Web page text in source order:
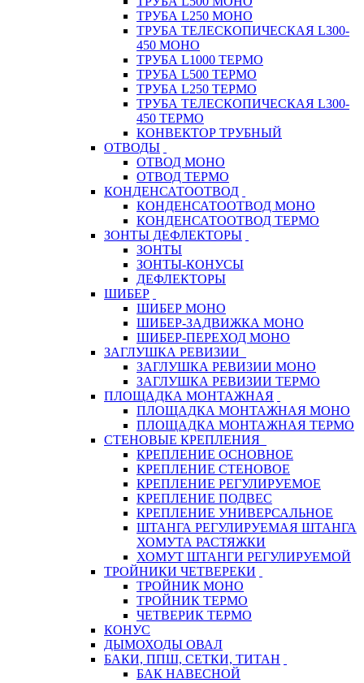
ТРУБА L250 МОНО
ТРУБА ТЕЛЕСКОПИЧЕСКАЯ L300-
450 МОНО
ТРУБА L1000 ТЕРМО
ТРУБА L500 ТЕРМО
ТРУБА L250 ТЕРМО
ТРУБА ТЕЛЕСКОПИЧЕСКАЯ L300-
450 ТЕРМО
КОНВЕКТОР ТРУБНЫЙ
ОТВОДЫ
ОТВОД МОНО
ОТВОД ТЕРМО
КОНДЕНСАТООТВОД
КОНДЕНСАТООТВОД МОНО
КОНДЕНСАТООТВОД ТЕРМО
ЗОНТЫ ДЕФЛЕКТОРЫ
ЗОНТЫ
ЗОНТЫ-КОНУСЫ
ДЕФЛЕКТОРЫ
ШИБЕР
ШИБЕР МОНО
ШИБЕР-ЗАДВИЖКА МОНО
ШИБЕР-ПЕРЕХОД МОНО
ЗАГЛУШКА РЕВИЗИИ
ЗАГЛУШКА РЕВИЗИИ МОНО
ЗАГЛУШКА РЕВИЗИИ ТЕРМО
ПЛОЩАДКА МОНТАЖНАЯ
ПЛОЩАДКА МОНТАЖНАЯ МОНО
ПЛОЩАДКА МОНТАЖНАЯ ТЕРМО
СТЕНОВЫЕ КРЕПЛЕНИЯ
КРЕПЛЕНИЕ ОСНОВНОЕ
КРЕПЛЕНИЕ СТЕНОВОЕ
КРЕПЛЕНИЕ РЕГУЛИРУЕМОЕ
КРЕПЛЕНИЕ ПОДВЕС
КРЕПЛЕНИЕ УНИВЕРСАЛЬНОЕ
ШТАНГА РЕГУЛИРУЕМАЯ ШТАНГА
ХОМУТА РАСТЯЖКИ
ХОМУТ ШТАНГИ РЕГУЛИРУЕМОЙ
ТРОЙНИКИ ЧЕТВЕРЕКИ
ТРОЙНИК МОНО
ТРОЙНИК ТЕРМО
ЧЕТВЕРИК ТЕРМО
КОНУС
ДЫМОХОДЫ ОВАЛ
БАКИ, ППШ, СЕТКИ, ТИТАН
БАК НАВЕСНОЙ